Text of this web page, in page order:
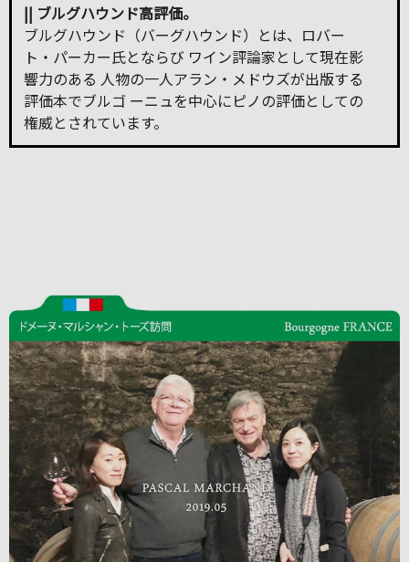
|| ブルグハウンド高評価。
ブルグハウンド（バーグハウンド）とは、ロバー
ト・パーカー氏とならび ワイン評論家として現在影
響力のある 人物の一人アラン・メドウズが出版する
評価本でブルゴ ーニュを中心にピノの評価としての
権威とされています。